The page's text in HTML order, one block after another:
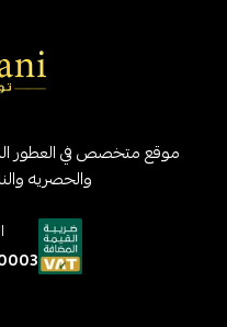
موقع متخصص في العطور
والحصريه